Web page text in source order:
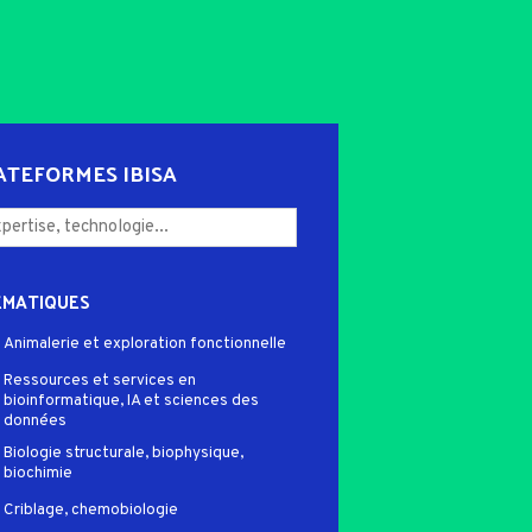
IBISA
Animalerie et exploration fonctionnelle
Ressources et services en
bioinformatique, IA et sciences des
données
Biologie structurale, biophysique,
biochimie
Criblage, chemobiologie